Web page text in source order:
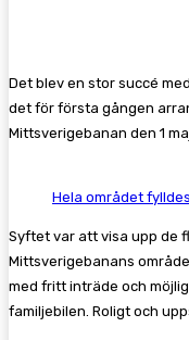
Det blev en stor succé
det för första gången
Mittsverigebanan den 1
Hela området
Syftet var att visa upp de
Mittsverigebanans
med fritt inträde och
familjebilen. Roligt och